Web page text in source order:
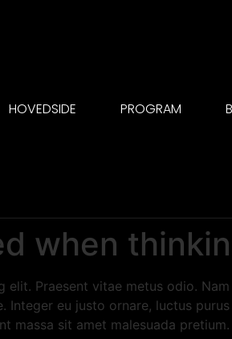
HOVEDSIDE PROGRAM
when
Praesent vitae metus odio.
eu justo ornare, luctus
massa sit amet malesuada pretium.